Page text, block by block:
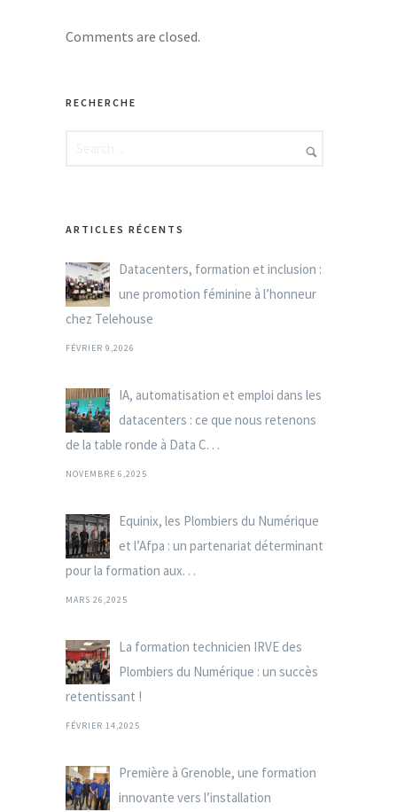
Comments are closed.
RECHERCHE
ARTICLES RÉCENTS
Datacenters, formation et inclusion :
une promotion féminine à l’honneur
chez Telehouse
FÉVRIER 9,2026
IA, automatisation et emploi dans les
datacenters : ce que nous retenons
de la table ronde à Data C. . .
NOVEMBRE 6,2025
Equinix, les Plombiers du Numérique
et l’Afpa : un partenariat déterminant
pour la formation aux. . .
MARS 26,2025
La formation technicien IRVE des
Plombiers du Numérique : un succès
retentissant !
FÉVRIER 14,2025
Première à Grenoble, une formation
innovante vers l’installation